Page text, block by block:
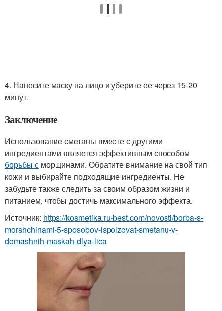
4. Нанесите маску на лицо и уберите ее через 15-20
минут.
Заключение
Использование сметаны вместе с другими
ингредиентами является эффективным способом
борьбы с морщинами. Обратите внимание на свой тип
кожи и выбирайте подходящие ингредиенты. Не
забудьте также следить за своим образом жизни и
питанием, чтобы достичь максимального эффекта.
Источник: https://kosmetika.ru-best.com/novosti/borba-s-
morshchinami-5-sposobov-ispolzovat-smetanu-v-
domashnih-maskah-dlya-lica